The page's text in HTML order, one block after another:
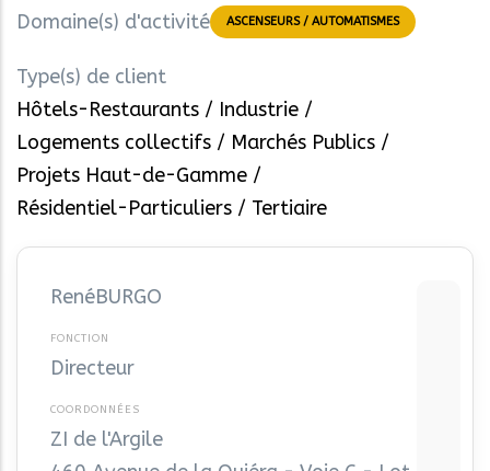
Domaine(s) d'activité ASCENSEURS / AUTOMATISMES
Type(s) de client
Hôtels-Restaurants
Industrie
Logements collectifs
Marchés Publics
Projets Haut-de-Gamme
Résidentiel-Particuliers
Tertiaire
RenéBURGO
Directeur
ZI de l'Argile